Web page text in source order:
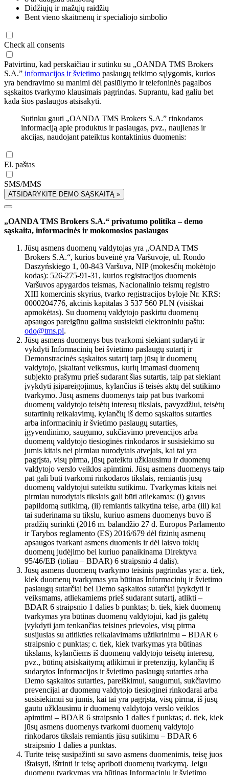
Didžiųjų ir mažųjų raidžių
Bent vieno skaitmenų ir specialiojo simbolio
Check all consents
Patvirtinu, kad perskaičiau ir sutinku su „OANDA TMS Brokers
S.A.” informacijos ir švietimo paslaugų teikimo sąlygomis, kurios
yra bendravimo su manimi dėl pasiūlymo ir telefoninės pagalbos
sąskaitos tvarkymo klausimais pagrindas. Suprantu, kad galiu bet
kada šios paslaugos atsisakyti.
Sutinku gauti „OANDA TMS Brokers S.A.” rinkodaros
informaciją apie produktus ir paslaugas, pvz., naujienas ir
akcijas, naudojant pateiktus kontaktinius duomenis:
El. paštas
SMS/MMS
ATSIDARYKITE DEMO SĄSKAITĄ »
„OANDA TMS Brokers S.A.“ privatumo politika – demo
sąskaita, informacinės ir mokomosios paslaugos
Jūsų asmens duomenų valdytojas yra „OANDA TMS
Brokers S.A.“, kurios buveinė yra Varšuvoje, ul. Rondo
Daszyńskiego 1, 00-843 Varšuva, NIP (mokesčių mokėtojo
kodas): 526-275-91-31, kurios registracijos duomenis
Varšuvos apygardos teismas, Nacionalinio teismų registro
XIII komercinis skyrius, tvarko registracijos byloje Nr. KRS:
0000204776, akcinis kapitalas 3 537 560 PLN (visiškai
apmokėtas). Su duomenų valdytojo paskirtu duomenų
apsaugos pareigūnu galima susisiekti elektroniniu paštu:
odo@tms.pl.
Jūsų asmens duomenys bus tvarkomi siekiant sudaryti ir
vykdyti Informacinių bei švietimo paslaugų sutartį ir
Demonstracinės sąskaitos sutartį tarp jūsų ir duomenų
valdytojo, įskaitant veiksmus, kurių imamasi duomenų
subjekto prašymu prieš sudarant šias sutartis, taip pat siekiant
įvykdyti įsipareigojimus, kylančius iš teisės aktų dėl sutikimo
tvarkymo. Jūsų asmens duomenys taip pat bus tvarkomi
duomenų valdytojo teisėtų interesų tikslais, pavyzdžiui, teisėtų
sutartinių reikalavimų, kylančių iš demo sąskaitos sutarties
arba informacinių ir švietimo paslaugų sutarties,
įgyvendinimo, saugumo, sukčiavimo prevencijos arba
duomenų valdytojo tiesioginės rinkodaros ir susisiekimo su
jumis kitais nei pirmiau nurodytais atvejais, kai tai yra
pagrįsta, visų pirma, jūsų pateiktu užklausimu ir duomenų
valdytojo verslo veiklos apimtimi. Jūsų asmens duomenys taip
pat gali būti tvarkomi rinkodaros tikslais, remiantis jūsų
duomenų valdytojui suteiktu sutikimu. Tvarkymas kitais nei
pirmiau nurodytais tikslais gali būti atliekamas: (i) gavus
papildomą sutikimą, (ii) remiantis taikytina teise, arba (iii) kai
tai suderinama su tikslu, kuriuo asmens duomenys buvo iš
pradžių surinkti (2016 m. balandžio 27 d. Europos Parlamento
ir Tarybos reglamento (ES) 2016/679 dėl fizinių asmenų
apsaugos tvarkant asmens duomenis ir dėl laisvo tokių
duomenų judėjimo bei kuriuo panaikinama Direktyva
95/46/EB (toliau – BDAR) 6 straipsnio 4 dalis).
Jūsų asmens duomenų tvarkymo teisinis pagrindas yra: a. tiek,
kiek duomenų tvarkymas yra būtinas Informacinių ir švietimo
paslaugų sutarčiai bei Demo sąskaitos sutarčiai įvykdyti ir
veiksmams, atliekamiems prieš sudarant sutartį, atlikti –
BDAR 6 straipsnio 1 dalies b punktas; b. tiek, kiek duomenų
tvarkymas yra būtinas duomenų valdytojui, kad jis galėtų
įvykdyti jam tenkančias teisines prievoles, visų pirma
susijusias su atitikties reikalavimams užtikrinimu – BDAR 6
straipsnio c punktas; c. tiek, kiek tvarkymas yra būtinas
tikslams, kylančiems iš duomenų valdytojo teisėtų interesų,
pvz., būtinų atsiskaitymų atlikimui ir pretenzijų, kylančių iš
sudarytos Informacijos ir švietimo paslaugų sutarties arba
Demo sąskaitos sutarties, pareiškimui, saugumui, sukčiavimo
prevencijai ar duomenų valdytojo tiesioginei rinkodarai arba
susisiekimui su jumis, kai tai yra pagrįsta, visų pirma, iš jūsų
gautu užklausimu ir duomenų valdytojo verslo veiklos
apimtimi – BDAR 6 straipsnio 1 dalies f punktas; d. tiek, kiek
jūsų asmens duomenys tvarkomi duomenų valdytojo
rinkodaros tikslais remiantis jūsų sutikimu – BDAR 6
straipsnio 1 dalies a punktas.
Turite teisę susipažinti su savo asmens duomenimis, teisę juos
ištaisyti, ištrinti ir teisę apriboti duomenų tvarkymą. Jeigu
duomenų tvarkymas yra būtinas Informacinių ir švietimo